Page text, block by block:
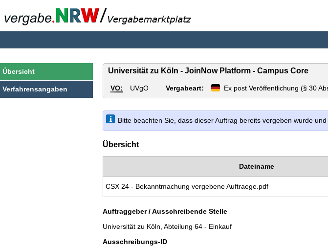
Übersicht
Verfahrensangaben
Universität zu Köln - JoinNow Platform - Campus Core
VO: UVgO Vergabeart: Ex post Veröffentlichung (§ 30
Bitte beachten Sie, dass dieser Auftrag bereits vergeben wurde
Übersicht
Dateiname
CSX 24 - Bekanntmachung vergebene Auftraege.pdf
Auftraggeber / Ausschreibende Stelle
Universität zu Köln, Abteilung 64 - Einkauf
Ausschreibungs-ID